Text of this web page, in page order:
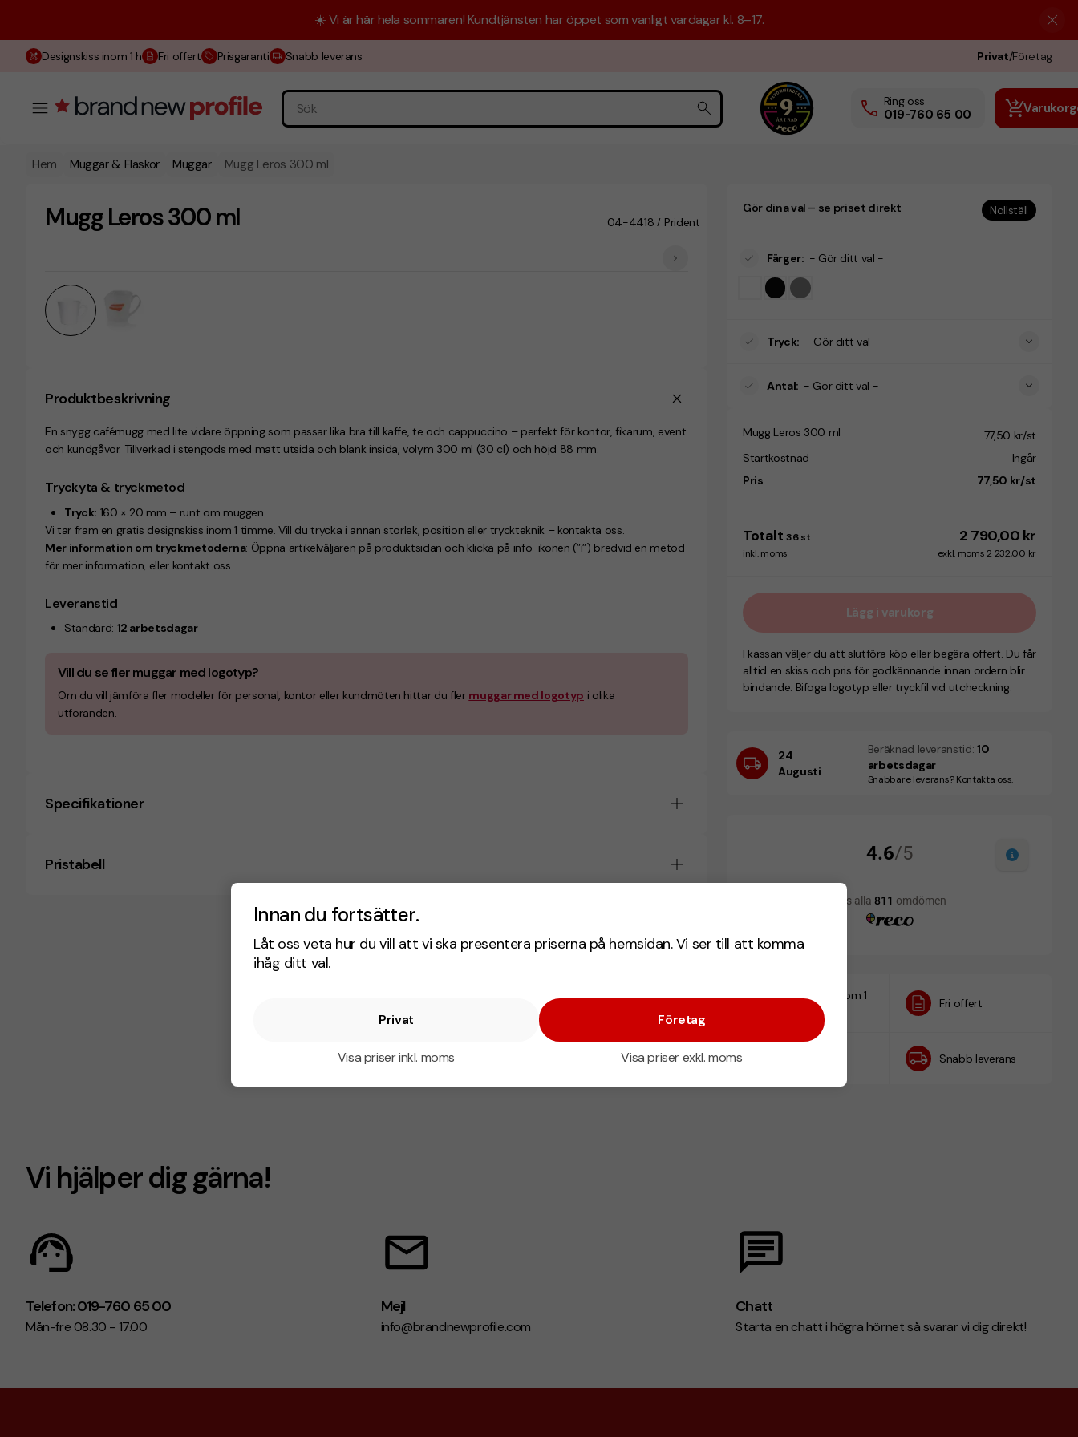
Innan du fortsätter.
Låt oss veta hur du vill att vi ska presentera priserna på hemsidan. Vi ser till att komma
ihåg ditt val.
Privat
Visa priser inkl. moms
Företag
Visa priser exkl. moms
☀️ Vi är här hela sommaren! Kundtjänsten har öppet som vanligt vardagar kl. 8–17.
Designskiss inom 1 h Fri offert Prisgaranti Snabb leverans Privat/Företag
Ring oss
019-760 65 00
Hem Muggar & Flaskor Muggar Mugg Leros 300 ml
Mugg Leros 300 ml 04-4418 / Prident
Produktbeskrivning
En snygg cafémugg med lite vidare öppning som passar lika bra till kaffe, te och cappuccino – perfekt för kontor, fikarum, event
och kundgåvor. Tillverkad i stengods med matt utsida och blank insida, volym 300 ml (30 cl) och höjd 88 mm.
Tryckyta & tryckmetod
Tryck: 160 × 20 mm – runt om muggen
Vi tar fram en gratis designskiss inom 1 timme. Vill du trycka i annan storlek, position eller tryckteknik – kontakta oss.
Mer information om tryckmetoderna: Öppna artikelväljaren på produktsidan och klicka på info-ikonen (”i”) bredvid en metod
för mer information, eller kontakt oss.
Leveranstid
Standard: 12 arbetsdagar
Vill du se fler muggar med logotyp?
Om du vill jämföra fler modeller för personal, kontor eller kundmöten hittar du fler muggar med logotyp i olika
utföranden.
Specifikationer
Pristabell
Gör dina val – se priset direkt Nollställ
Färger: - Gör ditt val -
Tryck: - Gör ditt val -
Antal: - Gör ditt val -
Mugg Leros 300 ml
77,50 kr/st
Startkostnad
Ingår
Pris
77,50 kr/st
Totalt 36 st 2 790,00 kr
inkl. moms exkl. moms 2 232,00 kr
Lägg i varukorg
I kassan väljer du att slutföra köp eller begära offert. Du får
alltid en skiss och pris för godkännande innan ordern blir
bindande. Bifoga logotyp eller tryckfil vid utcheckning.
24
Augusti
Beräknad leveranstid: 10
arbetsdagar
Snabbare leverans? Kontakta oss.
Designskiss inom 1
Fri offert
Snabb leverans
Vi hjälper dig gärna!
Telefon: 019-760 65 00
Mån-fre 08.30 - 17.00
Mejl
info@brandnewprofile.com
Chatt
Starta en chatt i högra hörnet så svarar vi dig direkt!